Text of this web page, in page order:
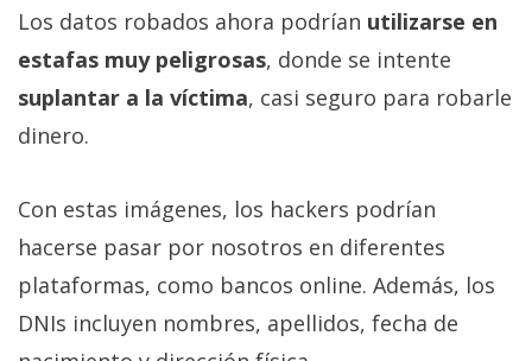
Los datos robados ahora podrían utilizarse en
estafas muy peligrosas, donde se intente
suplantar a la víctima, casi seguro para robarle
dinero.
Con estas imágenes, los hackers podrían
hacerse pasar por nosotros en diferentes
plataformas, como bancos online. Además, los
DNIs incluyen nombres, apellidos, fecha de